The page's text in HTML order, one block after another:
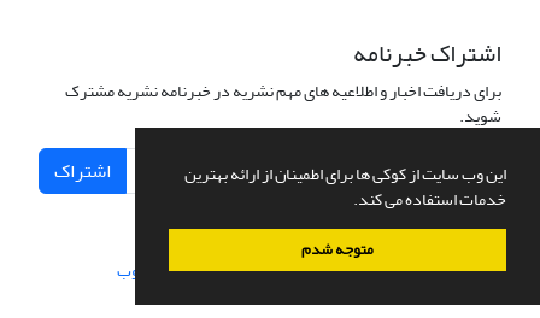
این وب سایت از کوکی ها برای اطمینان از ارائه بهترین
خدمات استفاده می کند.
متوجه شدم
اشتراک خبرنامه
برای دریافت اخبار و اطلاعیه های مهم نشریه در خبرنامه نشریه مشترک
شوید.
اشتراک
سامانه مدیریت نشریات علمی.طراحی و پیاده سازی از سیناوب